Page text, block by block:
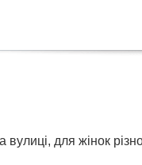
для жінок